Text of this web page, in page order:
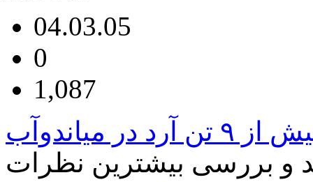
04.03.05
0
1,087
در میاندوآب
و بررسی بیشترین نظرات